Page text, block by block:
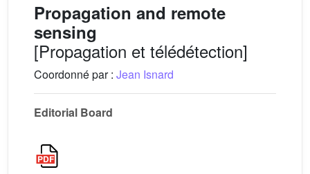
Propagation and remote
sensing
[Propagation et télédétection]
Coordonné par : Jean Isnard
Editorial Board